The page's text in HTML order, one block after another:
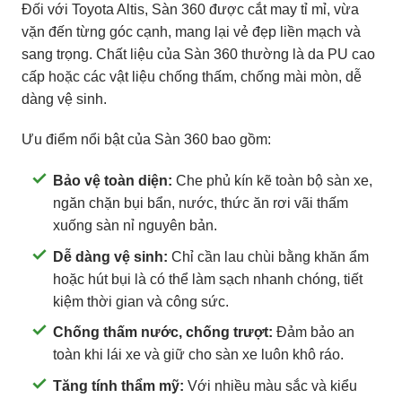
Đối với Toyota Altis, Sàn 360 được cắt may tỉ mỉ, vừa
vặn đến từng góc cạnh, mang lại vẻ đẹp liền mạch và
sang trọng. Chất liệu của Sàn 360 thường là da PU cao
cấp hoặc các vật liệu chống thấm, chống mài mòn, dễ
dàng vệ sinh.
Ưu điểm nổi bật của Sàn 360 bao gồm:
Bảo vệ toàn diện: Che phủ kín kẽ toàn bộ sàn xe,
ngăn chặn bụi bẩn, nước, thức ăn rơi vãi thấm
xuống sàn nỉ nguyên bản.
Dễ dàng vệ sinh: Chỉ cần lau chùi bằng khăn ẩm
hoặc hút bụi là có thể làm sạch nhanh chóng, tiết
kiệm thời gian và công sức.
Chống thấm nước, chống trượt: Đảm bảo an
toàn khi lái xe và giữ cho sàn xe luôn khô ráo.
Tăng tính thẩm mỹ: Với nhiều màu sắc và kiểu